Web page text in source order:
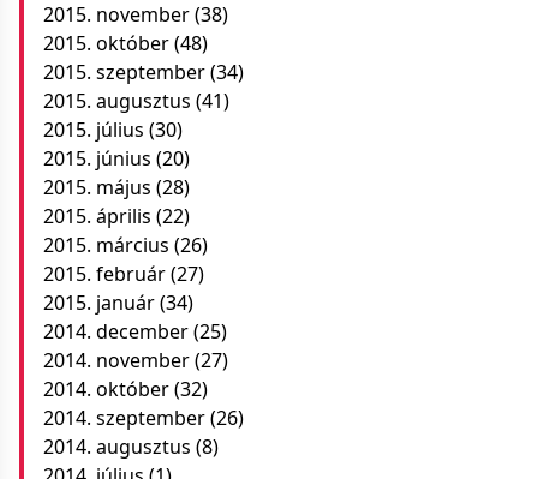
2015. november(38)
2015. október(48)
2015. szeptember(34)
2015. augusztus (41)
2015. július (30)
2015. június (20)
2015. május (28)
2015. április (22)
2015. március (26)
2015. február(27)
2015. január(34)
2014. december(25)
2014. november(27)
2014. október(32)
2014. szeptember(26)
2014. augusztus (8)